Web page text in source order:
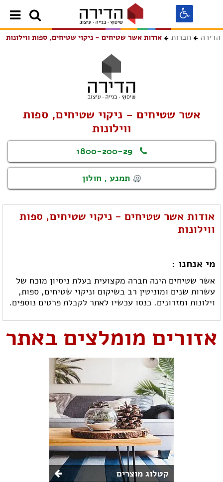
הדירה חברות אודות אשר שטיחים - ניקוי שטיחים, ספות ווילונות
אשר שטיחים - ניקוי שטיחים, ספות
ווילונות
1800-200-29
תמנע , חולון
אודות אשר שטיחים - ניקוי שטיחים, ספות
ווילונות
מי אנחנו :
אשר שטיחים הינה חברה מקצועית בעלת ניסיון מוכח של
עשרות שנים ומוניטין רב בשיקום וניקוי שטיחים, ספות,
וילונות ומזרונים. כנסו עכשיו לאתר לקבלת פרטים נוספים.
אזורים מומלצים באתר
קטלוג מוצרים